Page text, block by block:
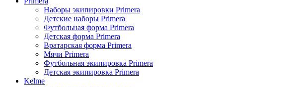
Наборы экипировки Primera
Детские наборы Primera
Футбольная форма Primera
Детская форма Primera
Вратарская форма Primera
Мячи Primera
Футбольная экипировка Primera
Детская экипировка Primera
Kelme